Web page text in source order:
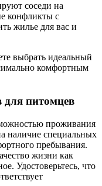
соседи на
конфликты с
жилье для вас и
выбрать идеальный
комфортным
для питомцев
проживания
наличие специальных
пребывания.
жизни как
Удостоверьтесь, что